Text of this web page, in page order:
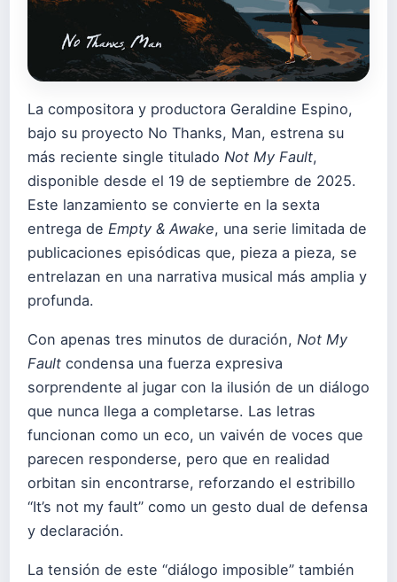
La compositora y productora Geraldine Espino,
bajo su proyecto No Thanks, Man, estrena su
más reciente single titulado Not My Fault,
disponible desde el 19 de septiembre de 2025.
Este lanzamiento se convierte en la sexta
entrega de Empty & Awake, una serie limitada de
publicaciones episódicas que, pieza a pieza, se
entrelazan en una narrativa musical más amplia y
profunda.
Con apenas tres minutos de duración, Not My
Fault condensa una fuerza expresiva
sorprendente al jugar con la ilusión de un diálogo
que nunca llega a completarse. Las letras
funcionan como un eco, un vaivén de voces que
parecen responderse, pero que en realidad
orbitan sin encontrarse, reforzando el estribillo
“It’s not my fault” como un gesto dual de defensa
y declaración.
La tensión de este “diálogo imposible” también